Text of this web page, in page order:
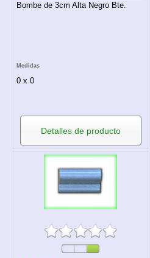
Bombe de 3cm Alta Negro Bte.
Medidas
0 x 0
Detalles de producto